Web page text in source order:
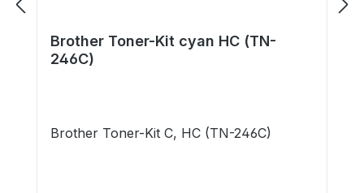
Brother Toner-Kit cyan HC (TN-
246C)
Brother Toner-Kit C, HC (TN-246C)